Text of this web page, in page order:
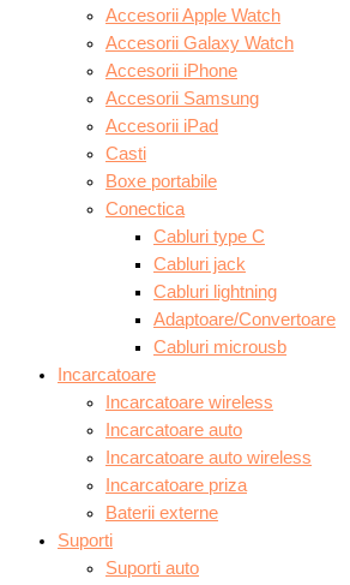
Accesorii Apple Watch
Accesorii Galaxy Watch
Accesorii iPhone
Accesorii Samsung
Accesorii iPad
Casti
Boxe portabile
Conectica
Cabluri type C
Cabluri jack
Cabluri lightning
Adaptoare/Convertoare
Cabluri microusb
Incarcatoare
Incarcatoare wireless
Incarcatoare auto
Incarcatoare auto wireless
Incarcatoare priza
Baterii externe
Suporti
Suporti auto